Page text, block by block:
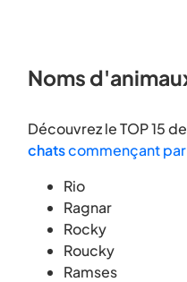
Noms
Découvrez le TOP 15
chatscommençant par
Rio
Ragnar
Rocky
Roucky
Ramses